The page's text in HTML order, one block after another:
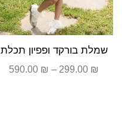
שמלת בורקד ופפיון תכלת
299.00 ₪
–
590.00 ₪